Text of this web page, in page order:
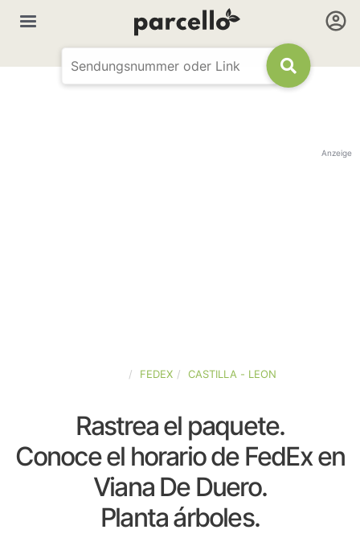
Anzeige
FEDEX CASTILLA - LEON
Rastrea el paquete.
Conoce el horario de FedEx en
Viana De Duero.
Planta árboles.